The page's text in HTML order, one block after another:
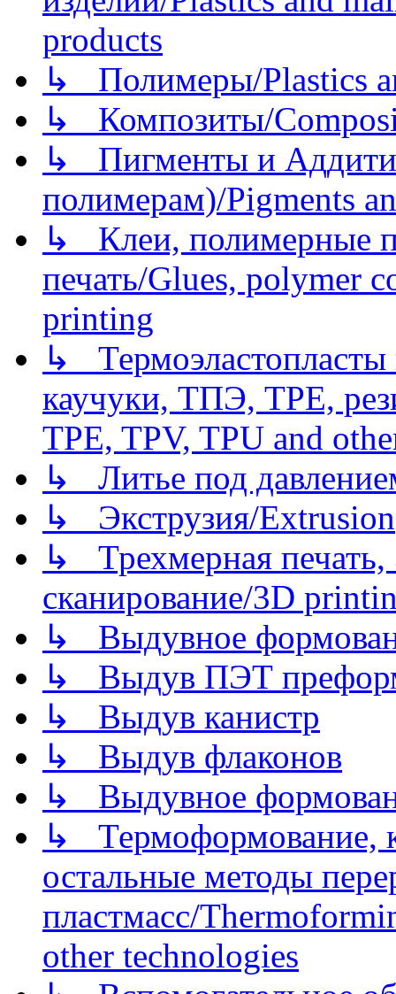
products
↳ Полимеры/Plastics
↳ Композиты/
↳ Пигменты и
полимерам)/Pigments
↳ Клеи, полимерные
печать/Glues, polymer
printing
↳
каучуки, ТПЭ, TPE,
TPE, TPV, TPU and
↳ Литье под
↳ Экструзия/Extrusion
↳ Трехмерная
сканирование/3D
↳ Выдувное
↳ Выдув ПЭТ
↳ Выдув канистр
↳ Выдув флаконов
↳ Выдувное
↳ Термоформование,
остальные методы
пластмасс/
other technologies